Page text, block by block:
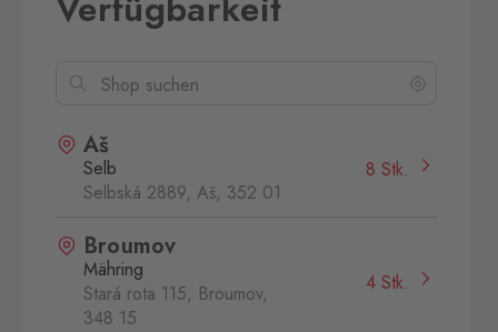
Aš
Selb
Selbská 2889, Aš, 352 01
8 Stk.
Broumov
Mähring
Stará rota 115, Broumov,
348 15
4 Stk.